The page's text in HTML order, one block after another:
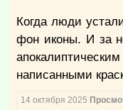
Когда люди
фон иконы. И за
написанными
14 октября 2025